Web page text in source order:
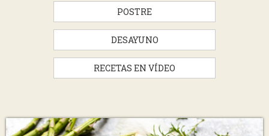
POSTRE
DESAYUNO
RECETAS EN VÍDEO